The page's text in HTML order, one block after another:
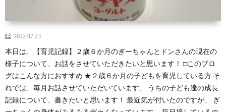
2022.07.23
本日は、【育児記録】２歳６か月のぎーちゃんとドンさんの現在の
様子について、お話をさせていただきたいと思います！ □このブロ
グはこんな方におすすめ ★２歳６か月の子どもを育児している方 そ
れでは、毎月お話させていただいています、 うちの子ども達の成長
記録について、書きたいと思います！ 最近気が付いたのですが、 ぎ